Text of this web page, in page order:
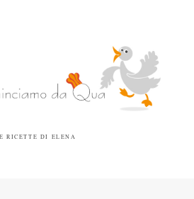
RICETTE DI ELENA